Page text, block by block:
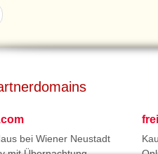
bei Wiener Neustadt